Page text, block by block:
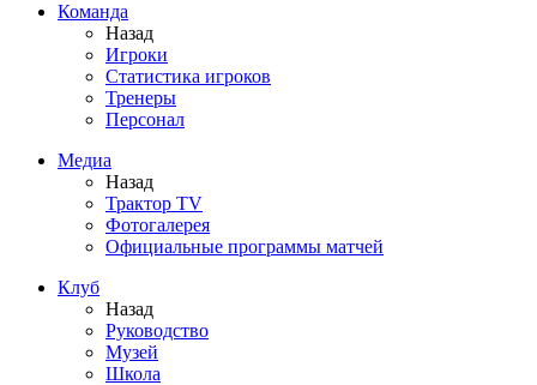
Команда
Назад
Игроки
Статистика игроков
Тренеры
Персонал
Медиа
Назад
Трактор TV
Фотогалерея
Официальные программы матчей
Клуб
Назад
Руководство
Музей
Школа